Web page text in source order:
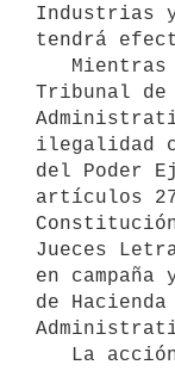
Industrias
tendrá
Tribunal de
ilegalidad
del Poder
artículos
Jueces
en
de